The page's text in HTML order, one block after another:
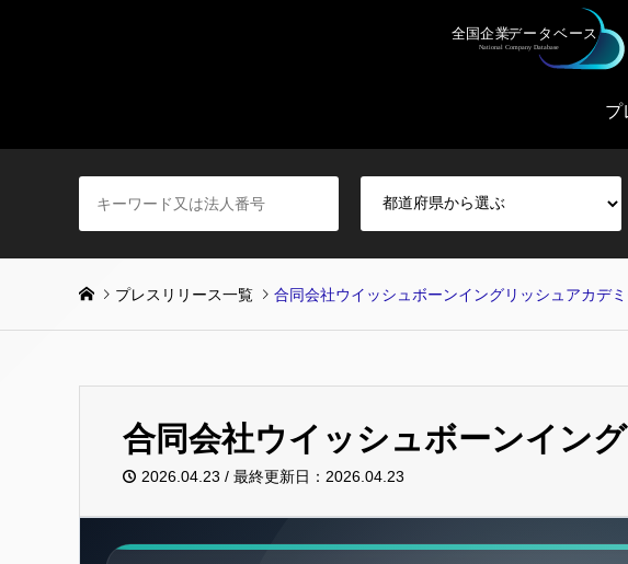
プ
プレスリリース一覧 合同会社ウイッシュボーンイングリッシュアカデ
合同会社ウイッシュボーンイン
2026.04.23 / 最終更新日：2026.04.23